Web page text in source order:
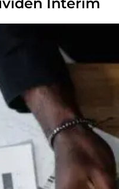
Interim